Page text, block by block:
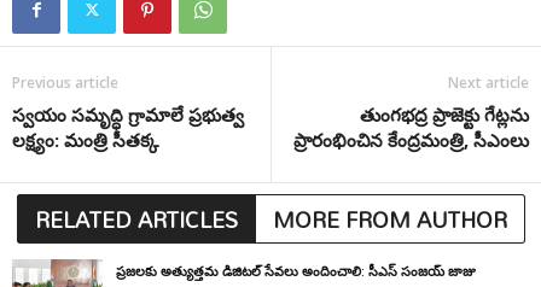
Previous article
స్వయం సమృద్ధి గ్రామాలే ప్రభుత్వ
లక్ష్యం: మంత్రి సీతక్క
Next article
తుంగభద్ర ప్రాజెక్టు గేట్లను
ప్రారంభించిన కేంద్రమంత్రి, సీఎంలు
RELATED ARTICLES MORE FROM AUTHOR
ప్రజలకు అత్యుత్తమ డిజిటల్ సేవలు అందించాలి: సీఎస్ సంజయ్ జాజు